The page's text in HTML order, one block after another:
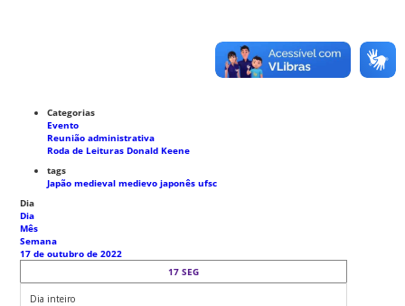
Categorias
Evento
Reunião administrativa
Roda de Leituras Donald Keene
tags
Japão medievalmedievo japonêsufsc
Dia
Dia
Mês
Semana
17 de outubro de 2022
17 SEG
Dia inteiro